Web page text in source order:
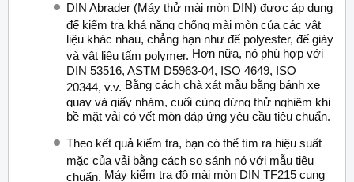
DIN Abrader (Máy thử mài mòn DIN) được áp dụng
để kiểm tra khả năng chống mài mòn của các vật
liệu khác nhau, chẳng hạn như đế polyester, đế giày
và vật liệu tấm polymer. Hơn nữa, nó phù hợp với
DIN 53516, ASTM D5963-04, ISO 4649, ISO
20344, v.v. Bằng cách chà xát mẫu bằng bánh xe
quay và giấy nhám, cuối cùng dừng thử nghiệm khi
bề mặt vải có vết mòn đáp ứng yêu cầu tiêu chuẩn.
Theo kết quả kiểm tra, bạn có thể tìm ra hiệu suất
mặc của vải bằng cách so sánh nó với mẫu tiêu
chuẩn. Máy kiểm tra độ mài mòn DIN TF215 cung